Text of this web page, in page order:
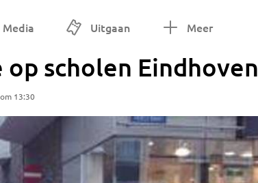
Media Uitgaan Meer
scholen Eindhoven
13:30